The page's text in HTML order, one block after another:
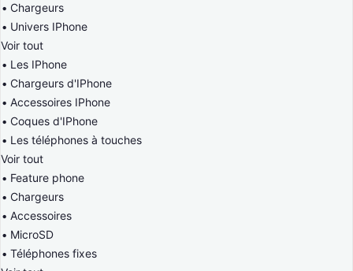
Chargeurs
Univers IPhone
Voir tout
Les IPhone
Chargeurs d'IPhone
Accessoires IPhone
Coques d'IPhone
Les téléphones à touches
Voir tout
Feature phone
Chargeurs
Accessoires
MicroSD
Téléphones fixes